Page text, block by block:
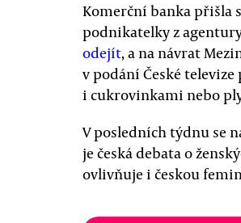
Komerční banka přišla
podnikatelky z
odejít, a na návrat
v podání České
i cukrovinkami nebo
V posledních týdnu se
je česká debata o
ovlivňuje i českou